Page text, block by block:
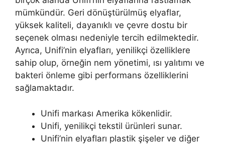
mümkündür. Geri dönüştürülmüş elyaflar,
yüksek kaliteli, dayanıklı ve çevre dostu bir
seçenek olması nedeniyle tercih edilmektedir.
Ayrıca, Unifi’nin elyafları, yenilikçi özelliklere
sahip olup, örneğin nem yönetimi, ısı yalıtımı ve
bakteri önleme gibi performans özelliklerini
sağlamaktadır.
Unifi markası Amerika kökenlidir.
Unifi, yenilikçi tekstil ürünleri sunar.
Unifi’nin elyafları plastik şişeler ve diğer